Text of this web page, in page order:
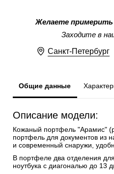
Желаете примерить
Заходите в
Санкт-Петербург
Общие данные
Описание модели:
Кожаный портфель "Арамис"
портфель для документов из
и современный снаружи,
В портфеле два отделения
ноутбука с диагональю до 13